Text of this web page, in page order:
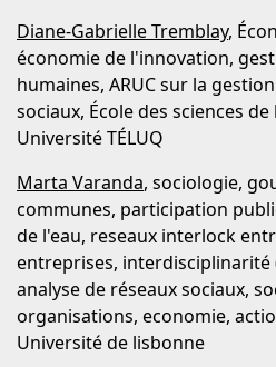
Diane-Gabrielle Tremblay,
économie de l'innovation,
humaines, ARUC sur la
sociaux, École des sciences
Université TÉLUQ
Marta Varanda, sociologie,
communes, participation
de l'eau, reseaux interlock
entreprises, interdisciplinarité
analyse de réseaux sociaux,
organisations, economie,
Université de lisbonne